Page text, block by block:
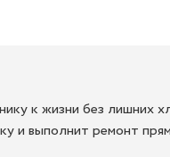
к жизни без лишних
и выполнит ремонт